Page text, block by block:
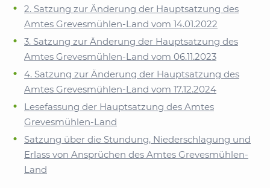
2. Satzung zur Änderung der Hauptsatzung des
Amtes Grevesmühlen-Land vom 14.01.2022
3. Satzung zur Änderung der Hauptsatzung des
Amtes Grevesmühlen-Land vom 06.11.2023
4. Satzung zur Änderung der Hauptsatzung des
Amtes Grevesmühlen-Land vom 17.12.2024
Lesefassung der Hauptsatzung des Amtes
Grevesmühlen-Land
Satzung über die Stundung, Niederschlagung und
Erlass von Ansprüchen des Amtes Grevesmühlen-
Land